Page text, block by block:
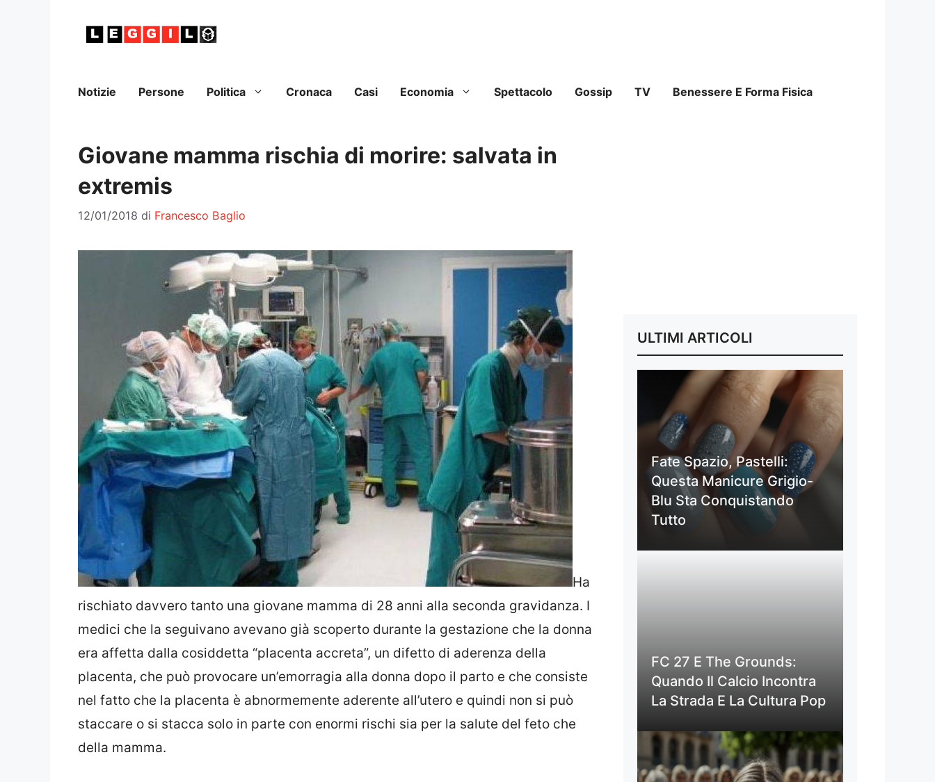
Notizie Persone Politica Cronaca Casi Economia Spettacolo Gossip TV Benessere E Forma Fisica
Giovane mamma rischia di morire: salvata in
extremis
12/01/2018 di Francesco Baglio
Ha
rischiato davvero tanto una giovane mamma di 28 anni alla seconda gravidanza. I
medici che la seguivano avevano già scoperto durante la gestazione che la donna
era affetta dalla cosiddetta “placenta accreta”, un difetto di aderenza della
placenta, che può provocare un’emorragia alla donna dopo il parto e che consiste
nel fatto che la placenta è abnormemente aderente all’utero e quindi non si può
staccare o si stacca solo in parte con enormi rischi sia per la salute del feto che
della mamma.
ULTIMI ARTICOLI
Fate Spazio, Pastelli:
Questa Manicure Grigio-
Blu Sta Conquistando
Tutto
FC 27 E The Grounds:
Quando Il Calcio Incontra
La Strada E La Cultura Pop